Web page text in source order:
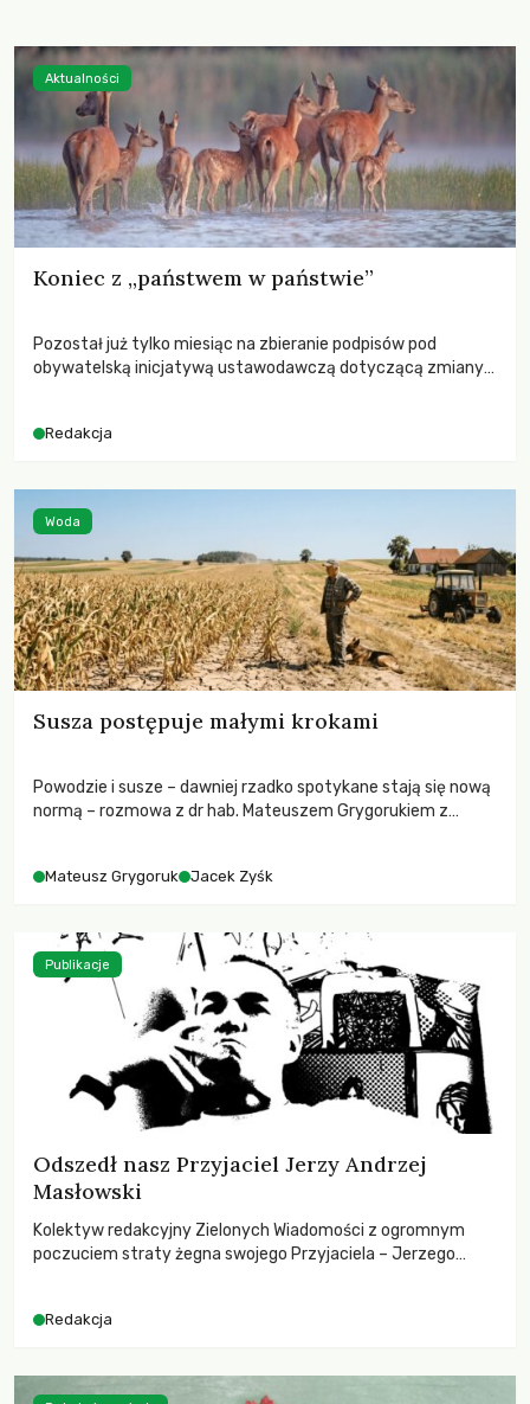
Koniec z „państwem w państwie”
Pozostał już tylko miesiąc na zbieranie podpisów pod
obywatelską inicjatywą ustawodawczą dotyczącą zmiany
niezwykle korzystne rozwiązania dla przyrody i zwierząt,
funkcjonowania łowiectwa w Polsce.
Redakcja
Aktualności
Susza postępuje małymi krokami
Powodzie i susze – dawniej rzadko spotykane stają się nową
normą – rozmowa z dr hab. Mateuszem Grygorukiem z
Mateusz Grygoruk Jacek Zyśk
Woda
Odszedł nasz Przyjaciel Jerzy Andrzej
Masłowski
Kolektyw redakcyjny Zielonych Wiadomości z ogromnym
poczuciem straty żegna swojego Przyjaciela – Jerzego
Redakcja
Publikacje